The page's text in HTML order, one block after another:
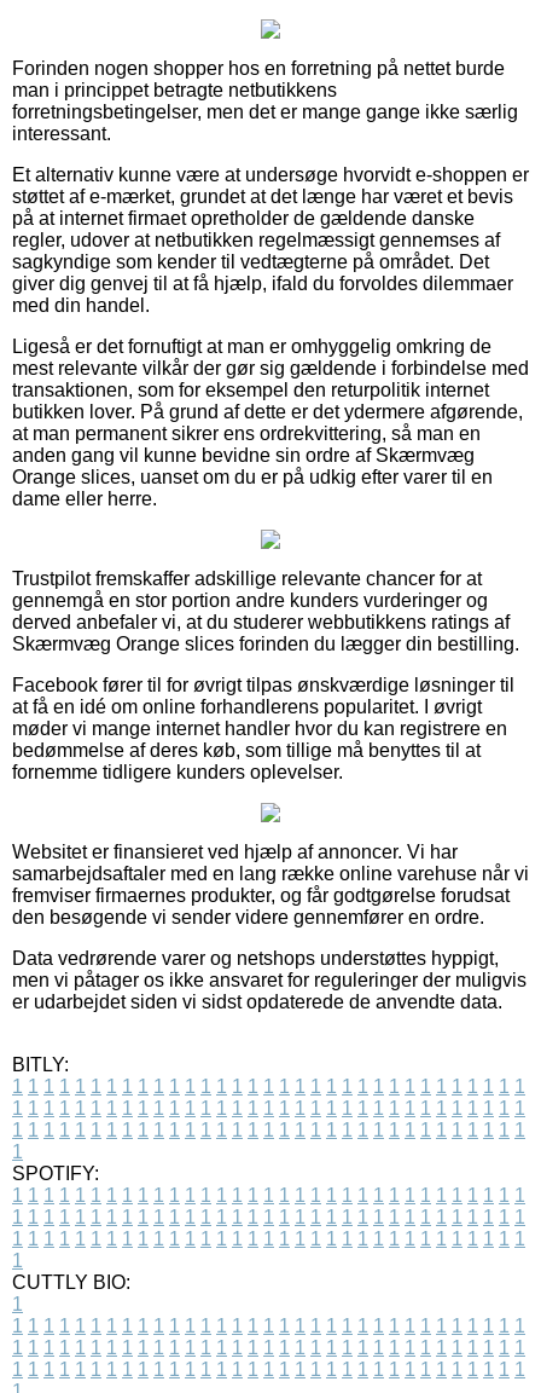
Forinden nogen shopper hos en forretning på nettet burde
man i princippet betragte netbutikkens
forretningsbetingelser, men det er mange gange ikke særlig
interessant.
Et alternativ kunne være at undersøge hvorvidt e-shoppen er
støttet af e-mærket, grundet at det længe har været et bevis
på at internet firmaet opretholder de gældende danske
regler, udover at netbutikken regelmæssigt gennemses af
sagkyndige som kender til vedtægterne på området. Det
giver dig genvej til at få hjælp, ifald du forvoldes dilemmaer
med din handel.
Ligeså er det fornuftigt at man er omhyggelig omkring de
mest relevante vilkår der gør sig gældende i forbindelse med
transaktionen, som for eksempel den returpolitik internet
butikken lover. På grund af dette er det ydermere afgørende,
at man permanent sikrer ens ordrekvittering, så man en
anden gang vil kunne bevidne sin ordre af Skærmvæg
Orange slices, uanset om du er på udkig efter varer til en
dame eller herre.
Trustpilot fremskaffer adskillige relevante chancer for at
gennemgå en stor portion andre kunders vurderinger og
derved anbefaler vi, at du studerer webbutikkens ratings af
Skærmvæg Orange slices forinden du lægger din bestilling.
Facebook fører til for øvrigt tilpas ønskværdige løsninger til
at få en idé om online forhandlerens popularitet. I øvrigt
møder vi mange internet handler hvor du kan registrere en
bedømmelse af deres køb, som tillige må benyttes til at
fornemme tidligere kunders oplevelser.
Websitet er finansieret ved hjælp af annoncer. Vi har
samarbejdsaftaler med en lang række online varehuse når vi
fremviser firmaernes produkter, og får godtgørelse forudsat
den besøgende vi sender videre gennemfører en ordre.
Data vedrørende varer og netshops understøttes hyppigt,
men vi påtager os ikke ansvaret for reguleringer der muligvis
er udarbejdet siden vi sidst opdaterede de anvendte data.
BITLY:
1 1 1 1 1 1 1 1 1 1 1 1 1 1 1 1 1 1 1 1 1 1 1 1 1 1 1 1 1 1 1 1 1
1 1 1 1 1 1 1 1 1 1 1 1 1 1 1 1 1 1 1 1 1 1 1 1 1 1 1 1 1 1 1 1 1
1 1 1 1 1 1 1 1 1 1 1 1 1 1 1 1 1 1 1 1 1 1 1 1 1 1 1 1 1 1 1 1 1
1
SPOTIFY:
1 1 1 1 1 1 1 1 1 1 1 1 1 1 1 1 1 1 1 1 1 1 1 1 1 1 1 1 1 1 1 1 1
1 1 1 1 1 1 1 1 1 1 1 1 1 1 1 1 1 1 1 1 1 1 1 1 1 1 1 1 1 1 1 1 1
1 1 1 1 1 1 1 1 1 1 1 1 1 1 1 1 1 1 1 1 1 1 1 1 1 1 1 1 1 1 1 1 1
1
CUTTLY BIO:
1
1 1 1 1 1 1 1 1 1 1 1 1 1 1 1 1 1 1 1 1 1 1 1 1 1 1 1 1 1 1 1 1 1
1 1 1 1 1 1 1 1 1 1 1 1 1 1 1 1 1 1 1 1 1 1 1 1 1 1 1 1 1 1 1 1 1
1 1 1 1 1 1 1 1 1 1 1 1 1 1 1 1 1 1 1 1 1 1 1 1 1 1 1 1 1 1 1 1 1